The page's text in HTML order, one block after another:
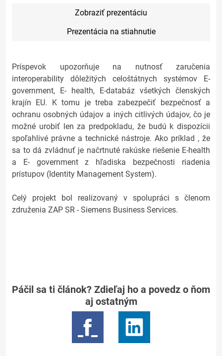
Zobraziť prezentáciu
Prezentácia na stiahnutie
Príspevok upozorňuje na nutnosť zaručenia
interoperability dôležitých celoštátnych systémov E-
government, E- health, E-databáz všetkých členských
krajín EU. K tomu je treba zabezpečiť bezpečnosť a
ochranu osobných údajov a iných citlivých údajov, čo je
možné urobiť len za predpokladu, že budú k dispozícii
spoľahlivé právne a technické nástroje. Ako príklad , že
sa to dá zvládnuť je načrtnuté rakúske riešenie E-health
a E- government z hľadiska bezpečnosti riadenia
prístupov (Identity Management System).
Celý projekt bol realizovaný v spolupráci s členom
združenia ZAP SR - Siemens Business Services.
Páčil sa ti článok? Zdieľaj ho a povedz o ňom
aj ostatným